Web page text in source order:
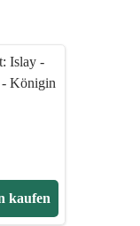
Islay -
- Königin
kaufen